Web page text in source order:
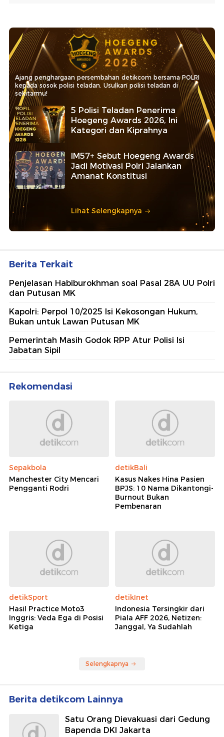
Ajang penghargaan persembahan detikcom bersama POLRI
kepada sosok polisi teladan. Usulkan polisi teladan di
sekitarmu!
5 Polisi Teladan Penerima
Hoegeng Awards 2026, Ini
Kategori dan Kiprahnya
IM57+ Sebut Hoegeng Awards
Jadi Motivasi Polri Jalankan
Amanat Konstitusi
Lihat Selengkapnya
Berita Terkait
Penjelasan Habiburokhman soal Pasal 28A UU Polri
dan Putusan MK
Kapolri: Perpol 10/2025 Isi Kekosongan Hukum,
Bukan untuk Lawan Putusan MK
Pemerintah Masih Godok RPP Atur Polisi Isi
Jabatan Sipil
Rekomendasi
Sepakbola
Manchester City Mencari
Pengganti Rodri
detikBali
Kasus Nakes Hina Pasien
BPJS: 10 Nama Dikantongi-
Burnout Bukan
Pembenaran
detikSport
Hasil Practice Moto3
Inggris: Veda Ega di Posisi
Ketiga
detikInet
Indonesia Tersingkir dari
Piala AFF 2026, Netizen:
Janggal, Ya Sudahlah
Selengkapnya
Berita detikcom Lainnya
Satu Orang Dievakuasi dari Gedung
Bapenda DKI Jakarta